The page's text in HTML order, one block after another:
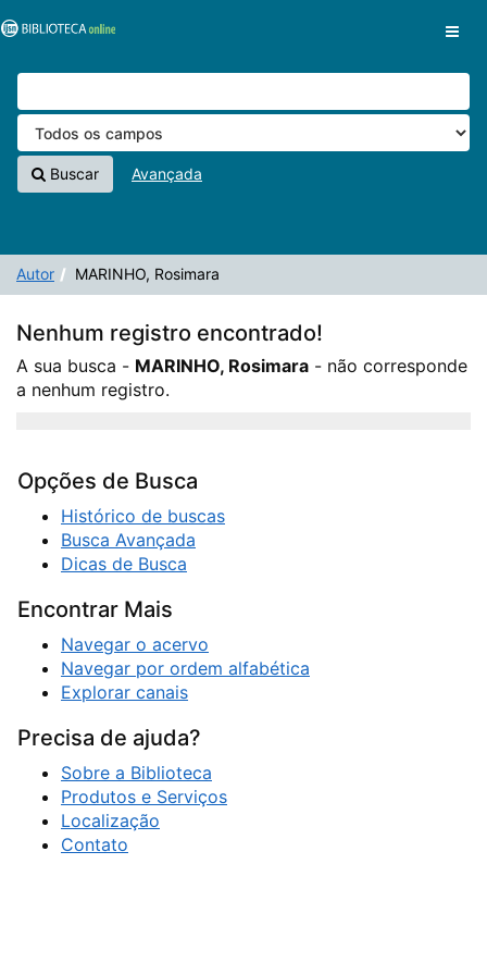
registro.
VuFind
Buscar Avançada
Autor MARINHO, Rosimara
Nenhum registro encontrado!
A sua busca - MARINHO, Rosimara - não corresponde
a nenhum registro.
Opções de Busca
Histórico de buscas
Busca Avançada
Dicas de Busca
Encontrar Mais
Navegar o acervo
Navegar por ordem alfabética
Explorar canais
Precisa de ajuda?
Sobre a Biblioteca
Produtos e Serviços
Localização
Contato